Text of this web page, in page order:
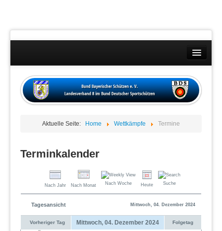
Wettkämpfe
Datenschutzübersicht
Aktuelle Seite: Home Wettkämpfe Termine
Terminkalender
Nach Jahr Nach Monat Nach Woche Heute Suche
Tagesansicht Mittwoch, 04. Dezember 2024
Vorheriger Tag Mittwoch, 04. Dezember 2024 Folgetag